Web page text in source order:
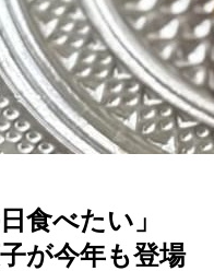
食べたい」
が今年も登場